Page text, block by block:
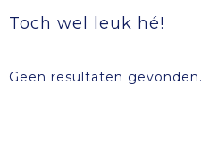
Toch wel leuk hé!
Geen resultaten gevonden.